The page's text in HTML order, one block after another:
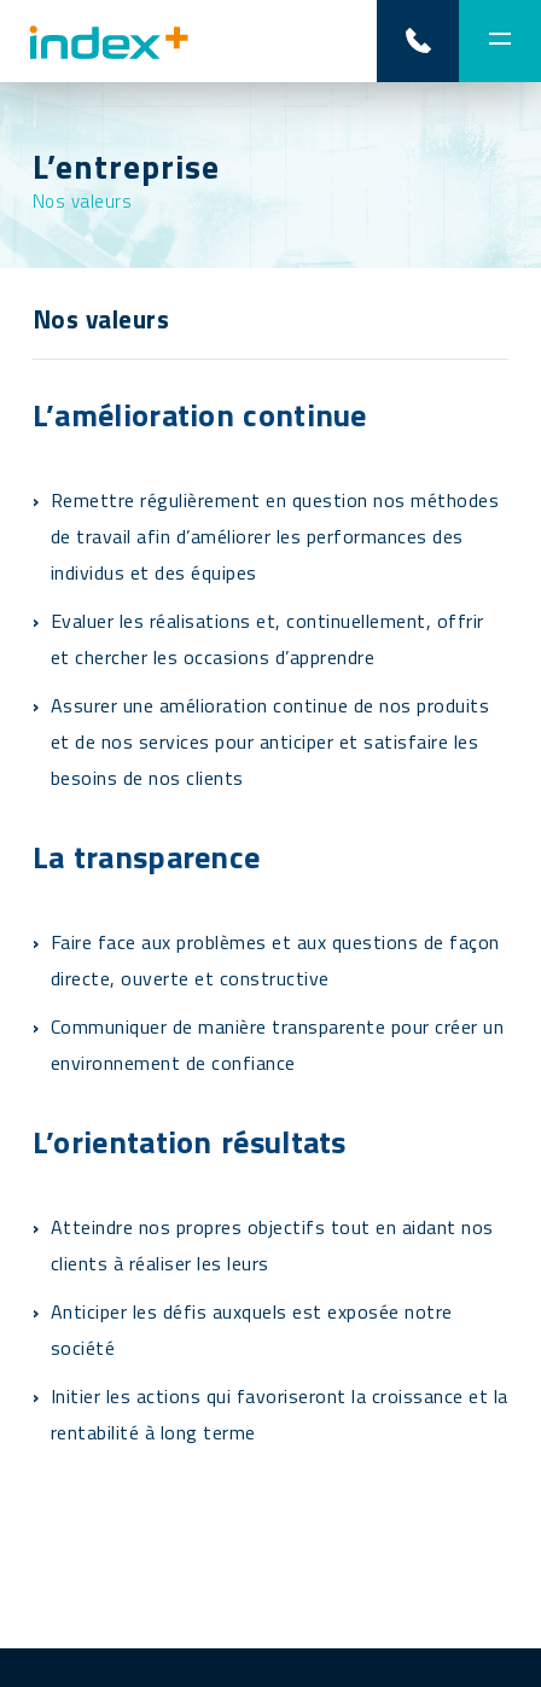
L’entreprise
Nos valeurs
Nos valeurs
L’amélioration continue
Remettre régulièrement en question nos méthodes
de travail afin d’améliorer les performances des
individus et des équipes
Evaluer les réalisations et, continuellement, offrir
et chercher les occasions d’apprendre
Assurer une amélioration continue de nos produits
et de nos services pour anticiper et satisfaire les
besoins de nos clients
La transparence
Faire face aux problèmes et aux questions de façon
directe, ouverte et constructive
Communiquer de manière transparente pour créer un
environnement de confiance
L’orientation résultats
Atteindre nos propres objectifs tout en aidant nos
clients à réaliser les leurs
Anticiper les défis auxquels est exposée notre
société
Initier les actions qui favoriseront la croissance et la
rentabilité à long terme